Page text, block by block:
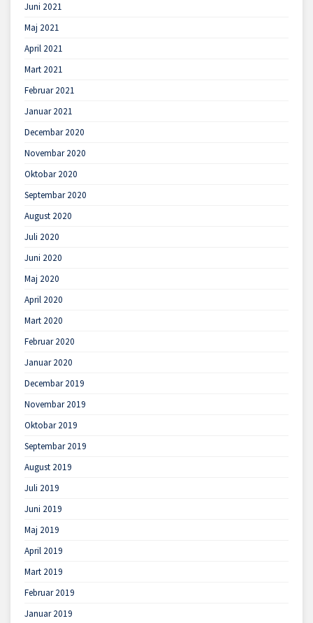
Juni 2021
Maj 2021
April 2021
Mart 2021
Februar 2021
Januar 2021
Decembar 2020
Novembar 2020
Oktobar 2020
Septembar 2020
August 2020
Juli 2020
Juni 2020
Maj 2020
April 2020
Mart 2020
Februar 2020
Januar 2020
Decembar 2019
Novembar 2019
Oktobar 2019
Septembar 2019
August 2019
Juli 2019
Juni 2019
Maj 2019
April 2019
Mart 2019
Februar 2019
Januar 2019